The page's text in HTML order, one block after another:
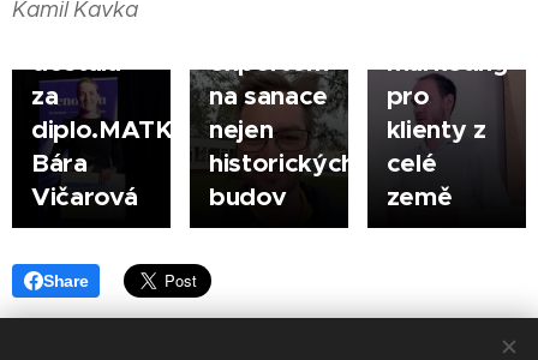
Kamil Kavka
regiony
dostala
za
diplo.MATKY
Bára
Vičarová
expertem
na sanace
nejen
historických
budov
marketing
pro
klienty z
celé
země
Share